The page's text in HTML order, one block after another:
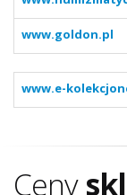
www.goldon.pl
www.e-
Ceny